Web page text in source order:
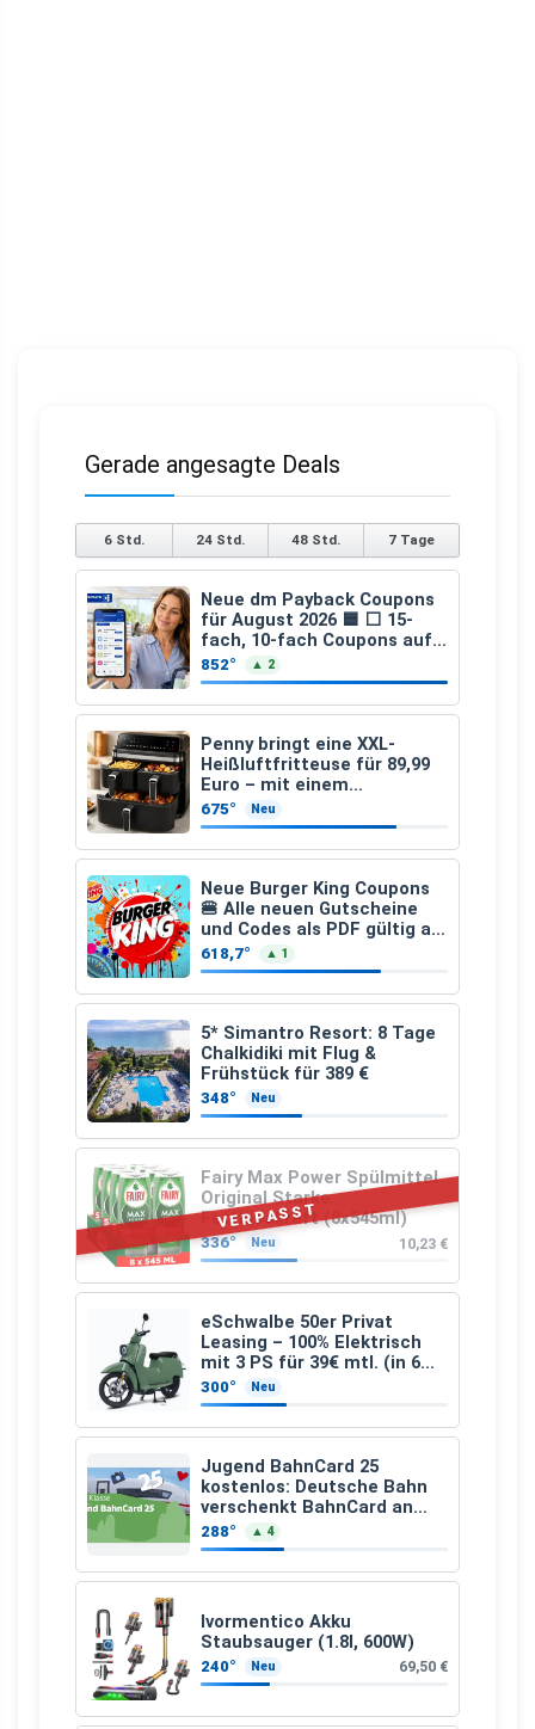
Gerade angesagte Deals
6 Std. 24 Std. 48 Std. 7 Tage
Neue dm Payback Coupons
für August 2026 🟦 ⬜ 15-
fach, 10-fach Coupons auf
den gesamten Einkauf ab 2
€
852° ▲ 2
Penny bringt eine XXL-
Heißluftfritteuse für 89,99
Euro – mit einem
besonderen Vorteil
675° Neu
Neue Burger King Coupons
🍔 Alle neuen Gutscheine
und Codes als PDF gültig ab
25.07.2026 bis 04.09.2026
618,7° ▲ 1
5* Simantro Resort: 8 Tage
Chalkidiki mit Flug &
Frühstück für 389 €
348° Neu
VERPASST
Fairy Max Power Spülmittel
Original Starke
Fettlösekraft (8x545ml)
336° Neu 10,23 €
eSchwalbe 50er Privat
Leasing – 100% Elektrisch
mit 3 PS für 39€ mtl. (in 6
schicken Farben LF: 0.43, 36
Monate, Bereitstellung:
159,00 €, 2.500 km/Jahr)
300° Neu
Jugend BahnCard 25
kostenlos: Deutsche Bahn
verschenkt BahnCard an
Kinder und Jugendliche
288° ▲ 4
Ivormentico Akku
Staubsauger (1.8l, 600W)
240° Neu 69,50 €